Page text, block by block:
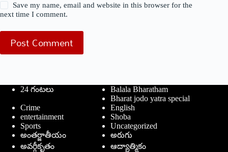
Save my name, email and website in this browser for the
next time I comment.
Post Comment
24 గంటలు
Balala Bharatham
Bharat jodo yatra special
Crime
English
entertainment
Shoba
Sports
Uncategorized
అంతర్జాతీయం
అరుగు
అవర్గీకృతం
ఆద్యాత్మికం